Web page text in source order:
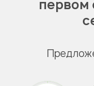
первом